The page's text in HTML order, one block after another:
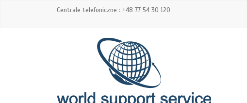
Centrale telefoniczne : +48 77 54 30 120